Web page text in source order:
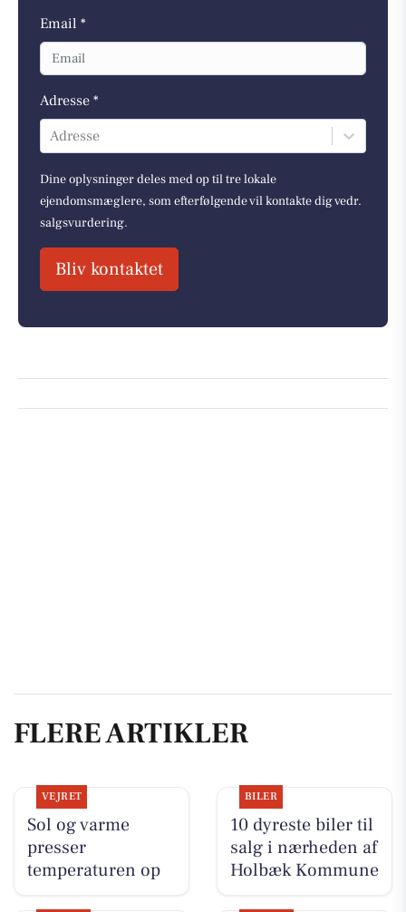
Email *
Adresse *
Adresse
Dine oplysninger deles med op til tre lokale
ejendomsmæglere, som efterfølgende vil kontakte dig vedr.
salgsvurdering.
Bliv kontaktet
FLERE ARTIKLER
VEJRET
Sol og varme
presser
temperaturen op
BILER
10 dyreste biler til
salg i nærheden af
Holbæk Kommune